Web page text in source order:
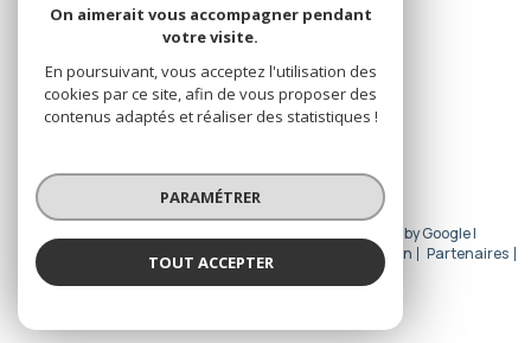
connecter
espace propriétaire
Nous
© 2026 | Tous droits réservés | Traduction powered by Google |
Nos honoraires
Plan du site Mentions légales Admin
Partenaires
Politique RGPD
On aimerait vous accompagner pendant
votre visite.
En poursuivant, vous acceptez l'utilisation des
cookies par ce site, afin de vous proposer des
contenus adaptés et réaliser des statistiques !
PARAMÉTRER
TOUT ACCEPTER